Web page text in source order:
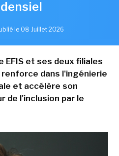
le 08 Juillet 2026
EFIS et ses deux filiales
renforce dans l'ingénierie
et accélère son
de l'inclusion par le